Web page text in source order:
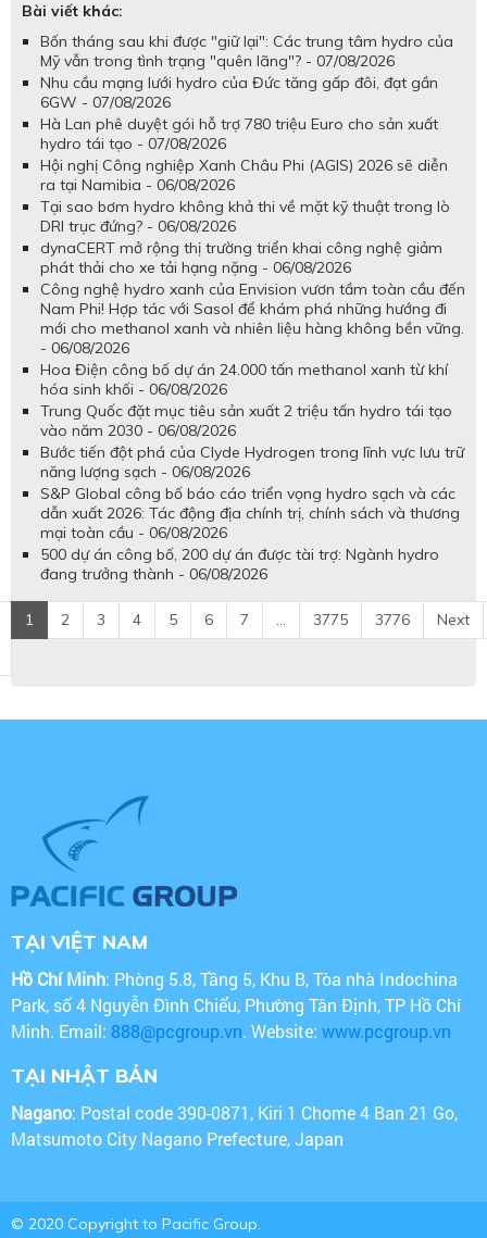
Bài viết khác:
Bốn tháng sau khi được "giữ lại": Các trung tâm hydro của
Mỹ vẫn trong tình trạng "quên lãng"? - 07/08/2026
Nhu cầu mạng lưới hydro của Đức tăng gấp đôi, đạt gần
6GW - 07/08/2026
Hà Lan phê duyệt gói hỗ trợ 780 triệu Euro cho sản xuất
hydro tái tạo - 07/08/2026
Hội nghị Công nghiệp Xanh Châu Phi (AGIS) 2026 sẽ diễn
ra tại Namibia - 06/08/2026
Tại sao bơm hydro không khả thi về mặt kỹ thuật trong lò
DRI trục đứng? - 06/08/2026
dynaCERT mở rộng thị trường triển khai công nghệ giảm
phát thải cho xe tải hạng nặng - 06/08/2026
Công nghệ hydro xanh của Envision vươn tầm toàn cầu đến
Nam Phi! Hợp tác với Sasol để khám phá những hướng đi
mới cho methanol xanh và nhiên liệu hàng không bền vững.
- 06/08/2026
Hoa Điện công bố dự án 24.000 tấn methanol xanh từ khí
hóa sinh khối - 06/08/2026
Trung Quốc đặt mục tiêu sản xuất 2 triệu tấn hydro tái tạo
vào năm 2030 - 06/08/2026
Bước tiến đột phá của Clyde Hydrogen trong lĩnh vực lưu trữ
năng lượng sạch - 06/08/2026
S&P Global công bố báo cáo triển vọng hydro sạch và các
dẫn xuất 2026: Tác động địa chính trị, chính sách và thương
mại toàn cầu - 06/08/2026
500 dự án công bố, 200 dự án được tài trợ: Ngành hydro
đang trưởng thành - 06/08/2026
1 2 3 4 5 6 7 ... 3775 3776 Next
TẠI VIỆT NAM
Hồ Chí Minh: Phòng 5.8, Tầng 5, Khu B, Tòa nhà Indochina
Park, số 4 Nguyễn Đình Chiểu, Phường Tân Định, TP Hồ Chí
Minh. Email: 888@pcgroup.vn. Website: www.pcgroup.vn
TẠI NHẬT BẢN
Nagano: Postal code 390-0871, Kiri 1 Chome 4 Ban 21 Go,
Matsumoto City Nagano Prefecture, Japan
© 2020 Copyright to Pacific Group.